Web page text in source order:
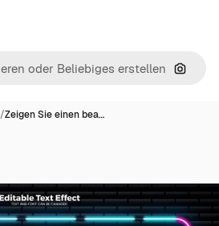
Nach
/Zeigen Sie einen bea…